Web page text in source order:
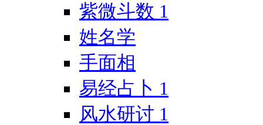
紫微斗数 1
姓名学
手面相
易经占卜 1
风水研讨 1